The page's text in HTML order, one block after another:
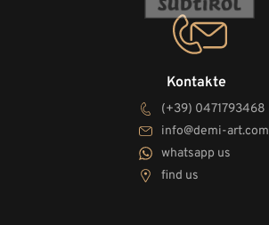
Kontakte
(+39) 0471793468
info@demi-art.com
whatsapp us
find us